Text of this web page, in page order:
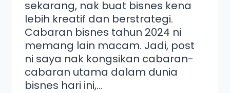
sekarang, nak buat bisnes kena
lebih kreatif dan berstrategi.
Cabaran bisnes tahun 2024 ni
memang lain macam. Jadi, post
ni saya nak kongsikan cabaran-
cabaran utama dalam dunia
bisnes hari ini,…